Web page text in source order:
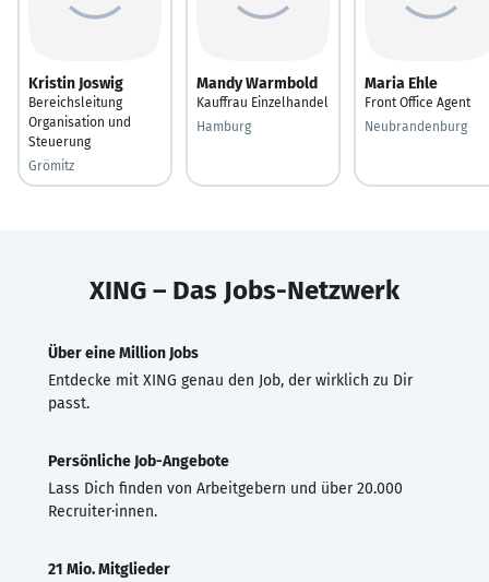
Kristin Joswig
Bereichsleitung
Organisation und
Steuerung
Grömitz
Mandy Warmbold
Kauffrau Einzelhandel
Hamburg
Maria Ehle
Front Office Agent
Neubrandenburg
XING – Das Jobs-Netzwerk
Über eine Million Jobs
Entdecke mit XING genau den Job, der wirklich zu Dir
passt.
Persönliche Job-Angebote
Lass Dich finden von Arbeitgebern und über 20.000
Recruiter·innen.
21 Mio. Mitglieder